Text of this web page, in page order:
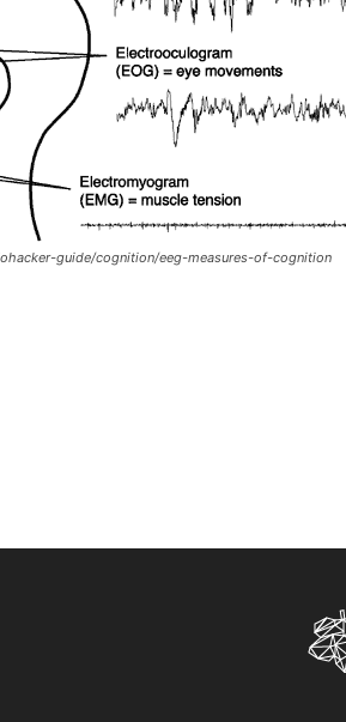
guide/cognition/eeg-measures-of-cognition